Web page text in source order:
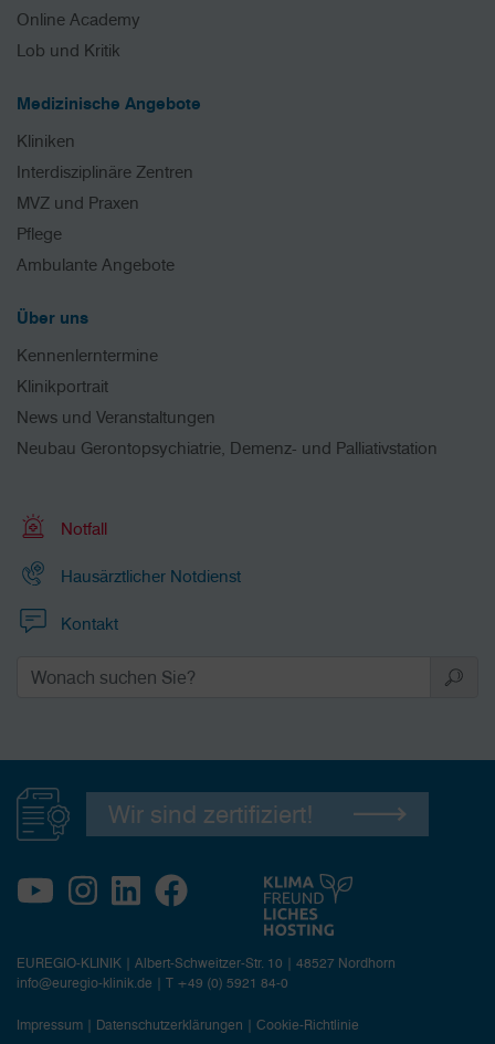
Online Academy
Lob und Kritik
Medizinische Angebote
Kliniken
Interdisziplinäre Zentren
MVZ und Praxen
Pflege
Ambulante Angebote
Über uns
Kennenlerntermine
Klinikportrait
News und Veranstaltungen
Neubau Gerontopsychiatrie, Demenz- und Palliativstation
Notfall
Hausärztlicher Notdienst
Kontakt
Wir sind zertifiziert!
EUREGIO-KLINIK | Albert-Schweitzer-Str. 10 | 48527 Nordhorn
info@euregio-klinik.de | T +49 (0) 5921 84-0
Impressum | Datenschutzerklärungen | Cookie-Richtlinie